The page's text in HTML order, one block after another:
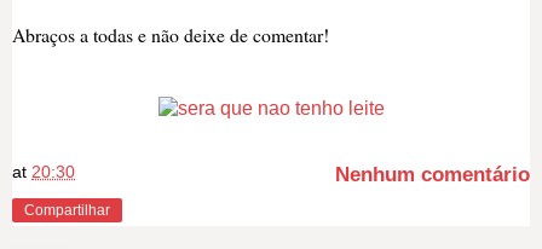
Abraços a todas e não deixe de comentar!
at 20:30 Nenhum comentário
Compartilhar